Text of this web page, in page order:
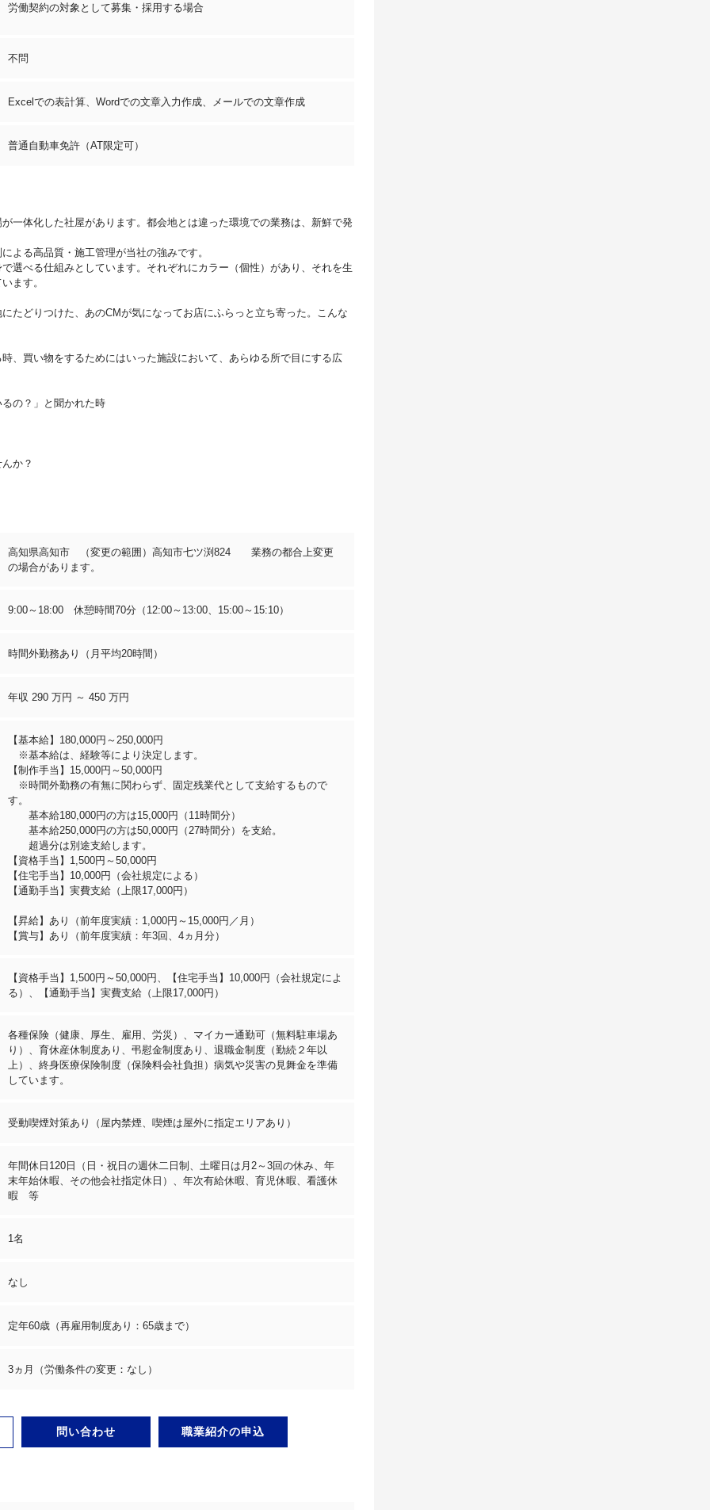
労働契約の対象として募集・採用する場合
不問
Excelでの表計算、Wordでの文章入力作成、メールでの文章作成
普通自動車免許（AT限定可）
一体化した社屋があります。都会地とは違った環境での業務は、新鮮で発
よる高品質・施工管理が当社の強みです。
選べる仕組みとしています。それぞれにカラー（個性）があり、それを生
を込めています。
たどりつけた、あのCMが気になってお店にふらっと立ち寄った。こんな
、買い物をするためにはいった施設において、あらゆる所で目にする広
の？」と聞かれた時
か？
高知県高知市 （変更の範囲）高知市七ツ渕824 業務の都合上変更
の場合があります。
9:00～18:00 休憩時間70分（12:00～13:00、15:00～15:10）
時間外勤務あり（月平均20時間）
年収 290 万円 ～ 450 万円
【基本給】180,000円～250,000円
※基本給は、経験等により決定します。
【制作手当】15,000円～50,000円
※時間外勤務の有無に関わらず、固定残業代として支給するもので
す。
基本給180,000円の方は15,000円（11時間分）
基本給250,000円の方は50,000円（27時間分）を支給。
超過分は別途支給します。
【資格手当】1,500円～50,000円
【住宅手当】10,000円（会社規定による）
【通勤手当】実費支給（上限17,000円）
【昇給】あり（前年度実績：1,000円～15,000円／月）
【賞与】あり（前年度実績：年3回、4ヵ月分）
【資格手当】1,500円～50,000円、【住宅手当】10,000円（会社規定によ
る）、【通勤手当】実費支給（上限17,000円）
各種保険（健康、厚生、雇用、労災）、マイカー通勤可（無料駐車場あ
り）、育休産休制度あり、弔慰金制度あり、退職金制度（勤続２年以
上）、終身医療保険制度（保険料会社負担）病気や災害の見舞金を準備
しています。
受動喫煙対策あり（屋内禁煙、喫煙は屋外に指定エリアあり）
年間休日120日（日・祝日の週休二日制、土曜日は月2～3回の休み、年
末年始休暇、その他会社指定休日）、年次有給休暇、育児休暇、看護休
暇 等
1名
なし
定年60歳（再雇用制度あり：65歳まで）
3ヵ月（労働条件の変更：なし）
問い合わせ 職業紹介の申込